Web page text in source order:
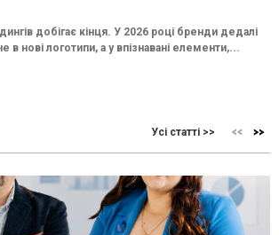
добігає кінця. У 2026 році бренди дедалі
в нові логотипи, а у впізнавані елементи,...
Усі статті >>